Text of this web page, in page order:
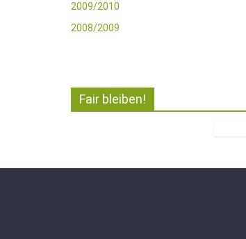
2009/2010
2008/2009
Fair bleiben!